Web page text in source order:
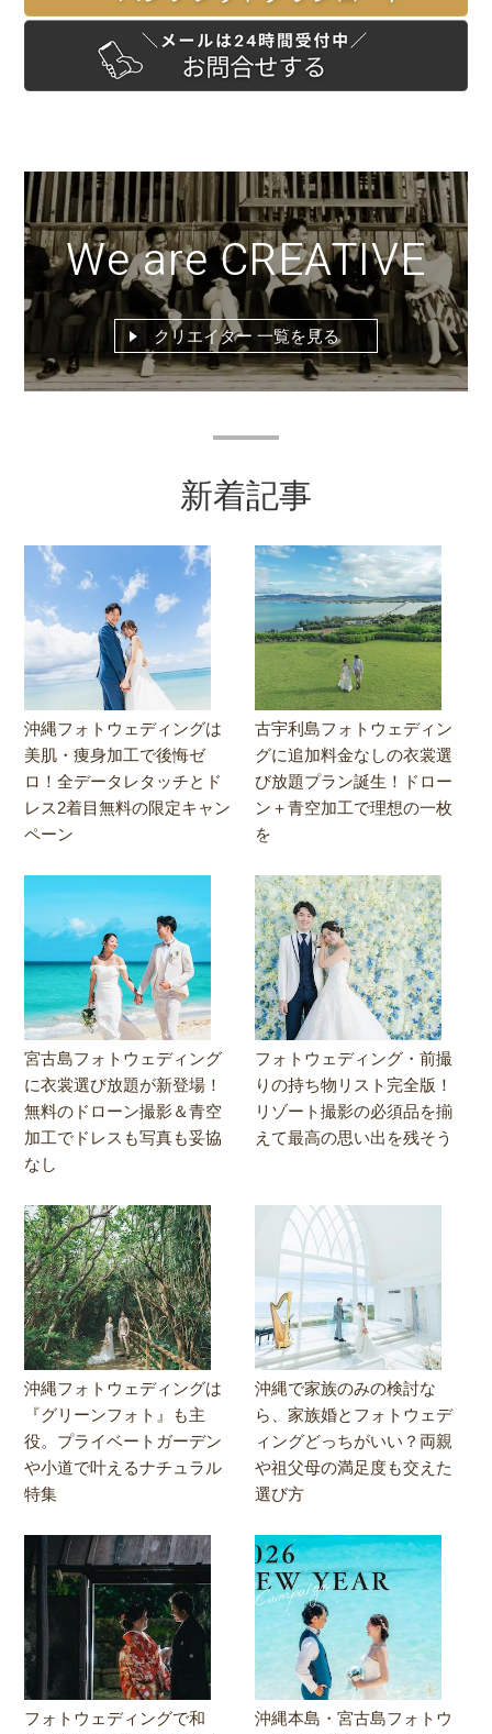
We are CREATIVE
クリエイター 一覧を見る
新着記事
沖縄フォトウェディングは
美肌・痩身加工で後悔ゼ
ロ！全データレタッチとド
レス2着目無料の限定キャン
ペーン
古宇利島フォトウェディン
グに追加料金なしの衣裳選
び放題プラン誕生！ドロー
ン＋青空加工で理想の一枚
を
宮古島フォトウェディング
に衣裳選び放題が新登場！
無料のドローン撮影＆青空
加工でドレスも写真も妥協
なし
フォトウェディング・前撮
りの持ち物リスト完全版！
リゾート撮影の必須品を揃
えて最高の思い出を残そう
沖縄フォトウェディングは
『グリーンフォト』も主
役。プライベートガーデン
や小道で叶えるナチュラル
特集
沖縄で家族のみの検討な
ら、家族婚とフォトウェデ
ィングどっちがいい？両親
や祖父母の満足度も交えた
選び方
フォトウェディングで和
沖縄本島・宮古島フォトウ